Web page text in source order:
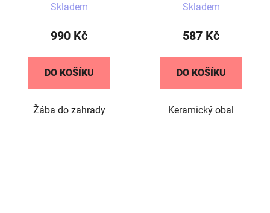
Skladem
990 Kč
DO KOŠÍKU
Žába do zahrady
Skladem
587 Kč
DO KOŠÍKU
Keramický obal